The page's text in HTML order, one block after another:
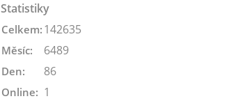
Statistiky
Online: 1
Celkem: 142635
Měsíc: 6489
Den: 86